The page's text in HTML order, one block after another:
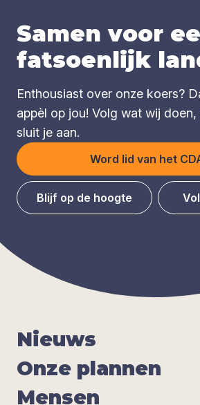
Samen voor
fatsoenlijk
Enthousiast over onze koers?
appèl op jou! Volg wat wij
sluit je aan.
Word lid van het
Blijf op de hoogte
Nieuws
Onze plan­nen
Men­sen